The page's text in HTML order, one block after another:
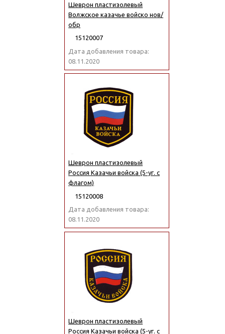
Шеврон пластизолевый
Волжское казачье войско нов/
обр
15120007
Дата добавления товара:
08.11.2020
Шеврон пластизолевый
Россия Казачьи войска (5-уг. с
флагом)
15120008
Дата добавления товара:
08.11.2020
Шеврон пластизолевый
Россия Казачьи войска (5-уг. с